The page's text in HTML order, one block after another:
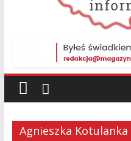
Agnieszka Kotulanka